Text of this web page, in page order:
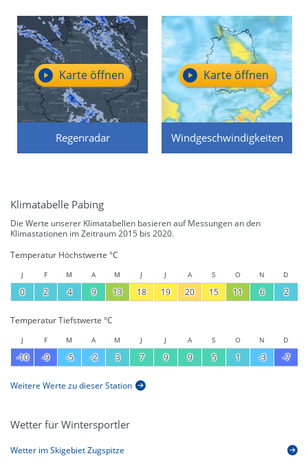
Regenradar
Karte öffnen
Windgeschwindigkeiten
Karte öffnen
Klimatabelle Pabing
Die Werte unserer Klimatabellen basieren auf Messungen an den
Klimastationen im Zeitraum 2015 bis 2020.
Temperatur Höchstwerte °C
J F M A M J J A S O N D
0 2 4 9 13 18 19 20 15 11 6 2
Temperatur Tiefstwerte °C
J F M A M J J A S O N D
-10 -9 -5 -2 3 7 9 9 5 1 -3 -7
Weitere Werte zu dieser Station
Wetter für Wintersportler
Wetter im Skigebiet Zugspitze